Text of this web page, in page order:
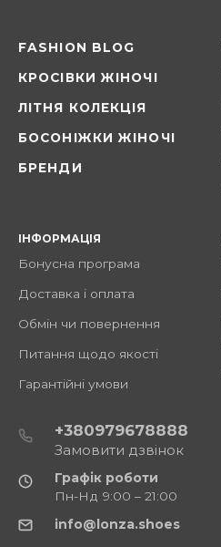
FASHION BLOG
КРОСІВКИ ЖІНОЧІ
ЛІТНЯ КОЛЕКЦІЯ
БОСОНІЖКИ ЖІНОЧІ
БРЕНДИ
ІНФОРМАЦІЯ
Бонусна програма
Доставка і оплата
Обмін чи повернення
Питання щодо якості
Гарантійні умови
+380979678888
Замовити дзвінок
Графік роботи
Пн-Нд 9:00 – 21:00
info@lonza.shoes